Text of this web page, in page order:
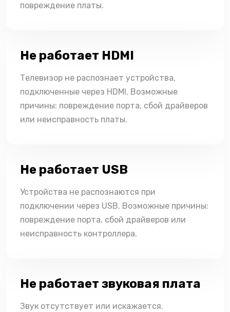
повреждение платы.
Не работает HDMI
Телевизор не распознает устройства,
подключенные через HDMI. Возможные
причины: повреждение порта, сбой драйверов
или неисправность платы.
Не работает USB
Устройства не распознаются при
подключении через USB. Возможные причины:
повреждение порта, сбой драйверов или
неисправность контроллера.
Не работает звуковая плата
Звук отсутствует или искажается.